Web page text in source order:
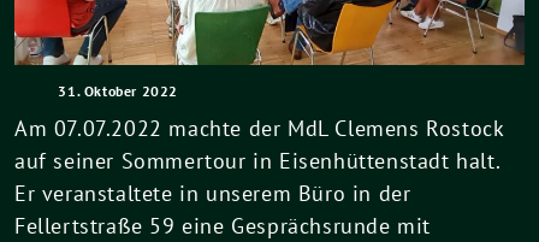
31. Oktober 2022
Am 07.07.2022 machte der MdL Clemens Rostock
auf seiner Sommertour in Eisenhüttenstadt halt.
Er veranstaltete in unserem Büro in der
Fellertstraße 59 eine Gesprächsrunde mit